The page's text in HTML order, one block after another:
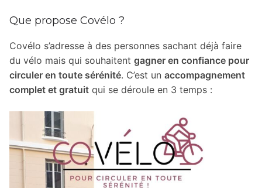
Que propose Covélo ?
Covélo s’adresse à des personnes sachant déjà faire
du vélo mais qui souhaitent gagner en confiance pour
circuler en toute sérénité. C’est un accompagnement
complet et gratuit qui se déroule en 3 temps :